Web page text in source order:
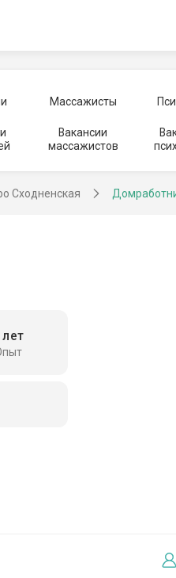
Массажисты
Вакансии
массажистов
Сходненская
лет